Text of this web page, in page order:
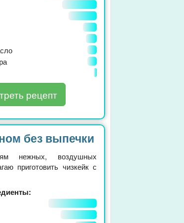
рецепт
без выпечки
нежных, воздушных
приготовить чизкейк с